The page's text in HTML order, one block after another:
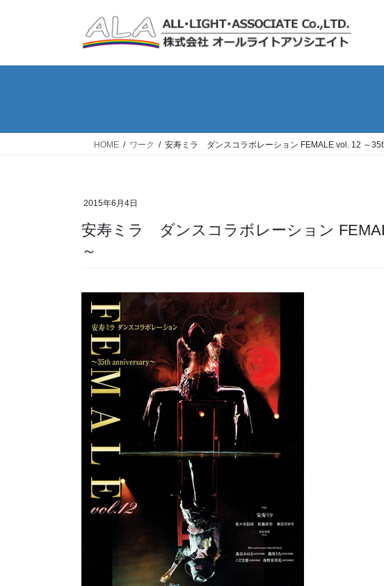
HOME ワーク 安寿ミラ ダンスコラボレーション FEMALE vol. 12 ～
2015年6月4日
安寿ミラ ダンスコラボレーション FEMALE vol. 12 ～35th Anniversary
～